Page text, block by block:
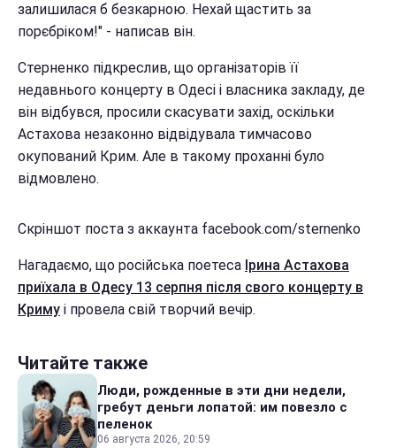
залишилася б безкарною. Нехай щастить за
порєбріком!" - написав він.
Стерненко підкреслив, що організаторів її
недавнього концерту в Одесі і власника закладу, де
він відбувся, просили скасувати захід, оскільки
Астахова незаконно відвідувала тимчасово
окупований Крим. Але в такому проханні було
відмовлено.
Скріншот поста з аккаунта facebook.com/sternenko
Нагадаємо, що російська поетеса Ірина Астахова
приїхала в Одесу 13 серпня після свого концерту в
Криму і провела свій творчий вечір.
Читайте также
Люди, рожденные в эти дни недели,
гребут деньги лопатой: им повезло с
пеленок
06 августа 2026, 20:59